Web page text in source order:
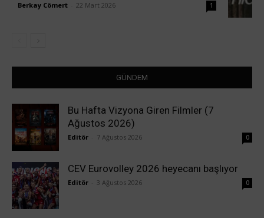
Berkay Cömert 22 Mart 2026 1
GÜNDEM
Bu Hafta Vizyona Giren Filmler (7
Ağustos 2026)
Editör 7 Ağustos 2026 0
CEV Eurovolley 2026 heyecanı başlıyor
Editör 3 Ağustos 2026 0